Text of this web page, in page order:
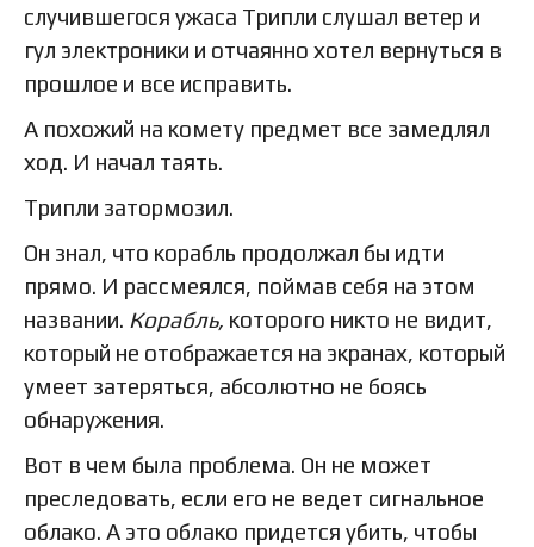
случившегося ужаса Трипли слушал ветер и
гул электроники и отчаянно хотел вернуться в
прошлое и все исправить.
А похожий на комету предмет все замедлял
ход. И начал таять.
Трипли затормозил.
Он знал, что корабль продолжал бы идти
прямо. И рассмеялся, поймав себя на этом
названии. Корабль, которого никто не видит,
который не отображается на экранах, который
умеет затеряться, абсолютно не боясь
обнаружения.
Вот в чем была проблема. Он не может
преследовать, если его не ведет сигнальное
облако. А это облако придется убить, чтобы